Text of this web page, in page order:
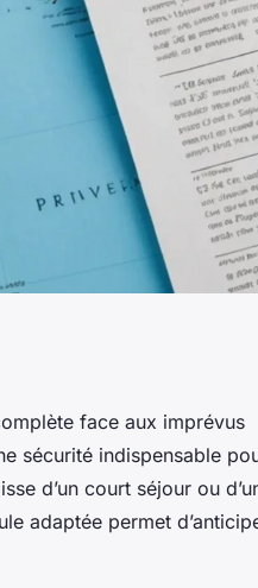
face aux imprévus
sécurité indispensable
d’un court séjour ou
adaptée permet